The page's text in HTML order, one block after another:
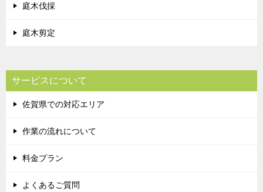
庭木伐採
庭木剪定
サービスについて
佐賀県での対応エリア
作業の流れについて
料金プラン
よくあるご質問